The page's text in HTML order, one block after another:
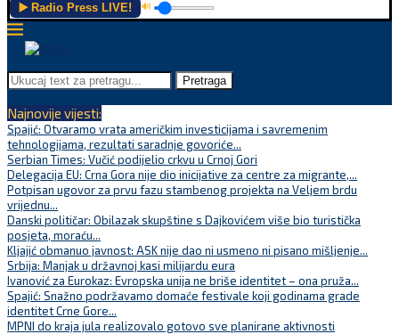
▶️ Radio Press LIVE! 🔊
Pretraga
Najnovije vijesti:
Spajić: Otvaramo vrata američkim investicijama i savremenim
tehnologijama, rezultati saradnje govoriće...
Serbian Times: Vučić podijelio crkvu u Crnoj Gori
Delegacija EU: Crna Gora nije dio inicijative za centre za migrante,...
Potpisan ugovor za prvu fazu stambenog projekta na Veljem brdu
vrijednu...
Danski političar: Obilazak skupštine s Dajkovićem više bio turistička
posjeta, moraću...
Kljajić obmanuo javnost: ASK nije dao ni usmeno ni pisano mišljenje...
Srbija: Manjak u državnoj kasi milijardu eura
Ivanović za Eurokaz: Evropska unija ne briše identitet – ona pruža...
Spajić: Snažno podržavamo domaće festivale koji godinama grade
identitet Crne Gore...
MPNI do kraja jula realizovalo gotovo sve planirane aktivnosti